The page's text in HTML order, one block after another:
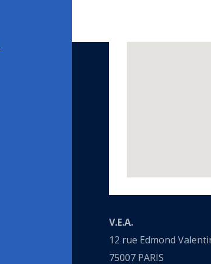
V.E.A.
12 rue Edmond
75007 PARIS